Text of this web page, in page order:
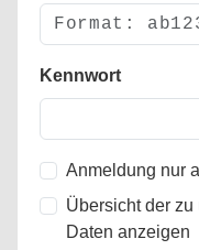
Kennwort
Anmeldung nur
Übersicht der
Daten anzeigen